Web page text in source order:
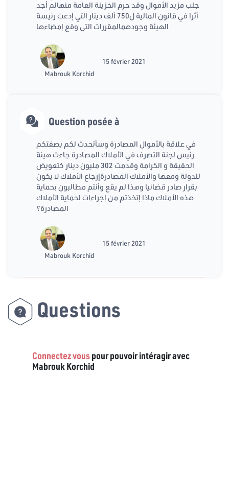
جلب مزيد الأموال وقد حرم الخزينة العامة منهالم أجد
أثرا في قانون المالية ل750 ألف دينار التي إدعت رئيسة
الهيئة وجودهمالمقررات التي وقع إمضاءها
Mabrouk Korchid
15 février 2021
Question posée à
في علاقة بالأموال المصادرة وسأتحدث لكم بصفتكم
رئيس لجنة التصرف في الأملاك المصادرة جاءت هيئة
الحقيقة و الكرامة وقدمت 302 مليون دينار كتعويض
للدولة ومعها والأملاك المصادرةإرجاع الأملاك لا يكون
بقرار صادر قضائيا وهذا لم يقع وأنتم مطالبون بحماية
هذه الأملاك ماذا إتخذتم من إجراءات لحماية الأملاك
المصادرة؟
Mabrouk Korchid
15 février 2021
Questions
Connectez vouspour pouvoir intéragir avec
Mabrouk Korchid